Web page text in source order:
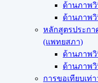
ด้านภาพวิ
ด้านภาพ
หลักสูตรประกา
(แพทยสภา)
ด้านภาพ
ด้านภาพวิ
การขอเทียบเท่